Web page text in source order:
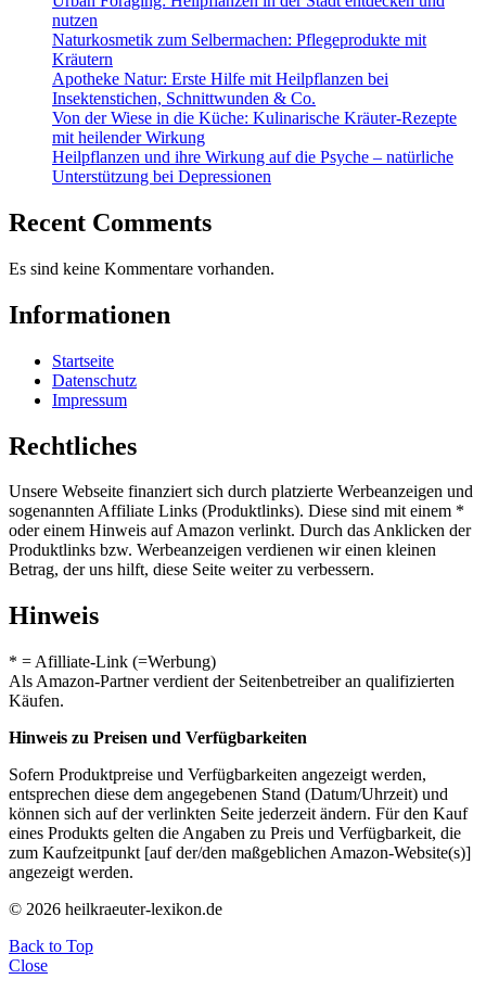
nutzen
Naturkosmetik zum Selbermachen: Pflegeprodukte mit
Kräutern
Apotheke Natur: Erste Hilfe mit Heilpflanzen bei
Insektenstichen, Schnittwunden & Co.
Von der Wiese in die Küche: Kulinarische Kräuter-Rezepte
mit heilender Wirkung
Heilpflanzen und ihre Wirkung auf die Psyche – natürliche
Unterstützung bei Depressionen
Recent Comments
Es sind keine Kommentare vorhanden.
Informationen
Startseite
Datenschutz
Impressum
Rechtliches
Unsere Webseite finanziert sich durch platzierte Werbeanzeigen und
sogenannten Affiliate Links (Produktlinks). Diese sind mit einem *
oder einem Hinweis auf Amazon verlinkt. Durch das Anklicken der
Produktlinks bzw. Werbeanzeigen verdienen wir einen kleinen
Betrag, der uns hilft, diese Seite weiter zu verbessern.
Hinweis
* = Afilliate-Link (=Werbung)
Als Amazon-Partner verdient der Seitenbetreiber an qualifizierten
Käufen.
Hinweis zu Preisen und Verfügbarkeiten
Sofern Produktpreise und Verfügbarkeiten angezeigt werden,
entsprechen diese dem angegebenen Stand (Datum/Uhrzeit) und
können sich auf der verlinkten Seite jederzeit ändern. Für den Kauf
eines Produkts gelten die Angaben zu Preis und Verfügbarkeit, die
zum Kaufzeitpunkt [auf der/den maßgeblichen Amazon-Website(s)]
angezeigt werden.
© 2026 heilkraeuter-lexikon.de
Back to Top
Close